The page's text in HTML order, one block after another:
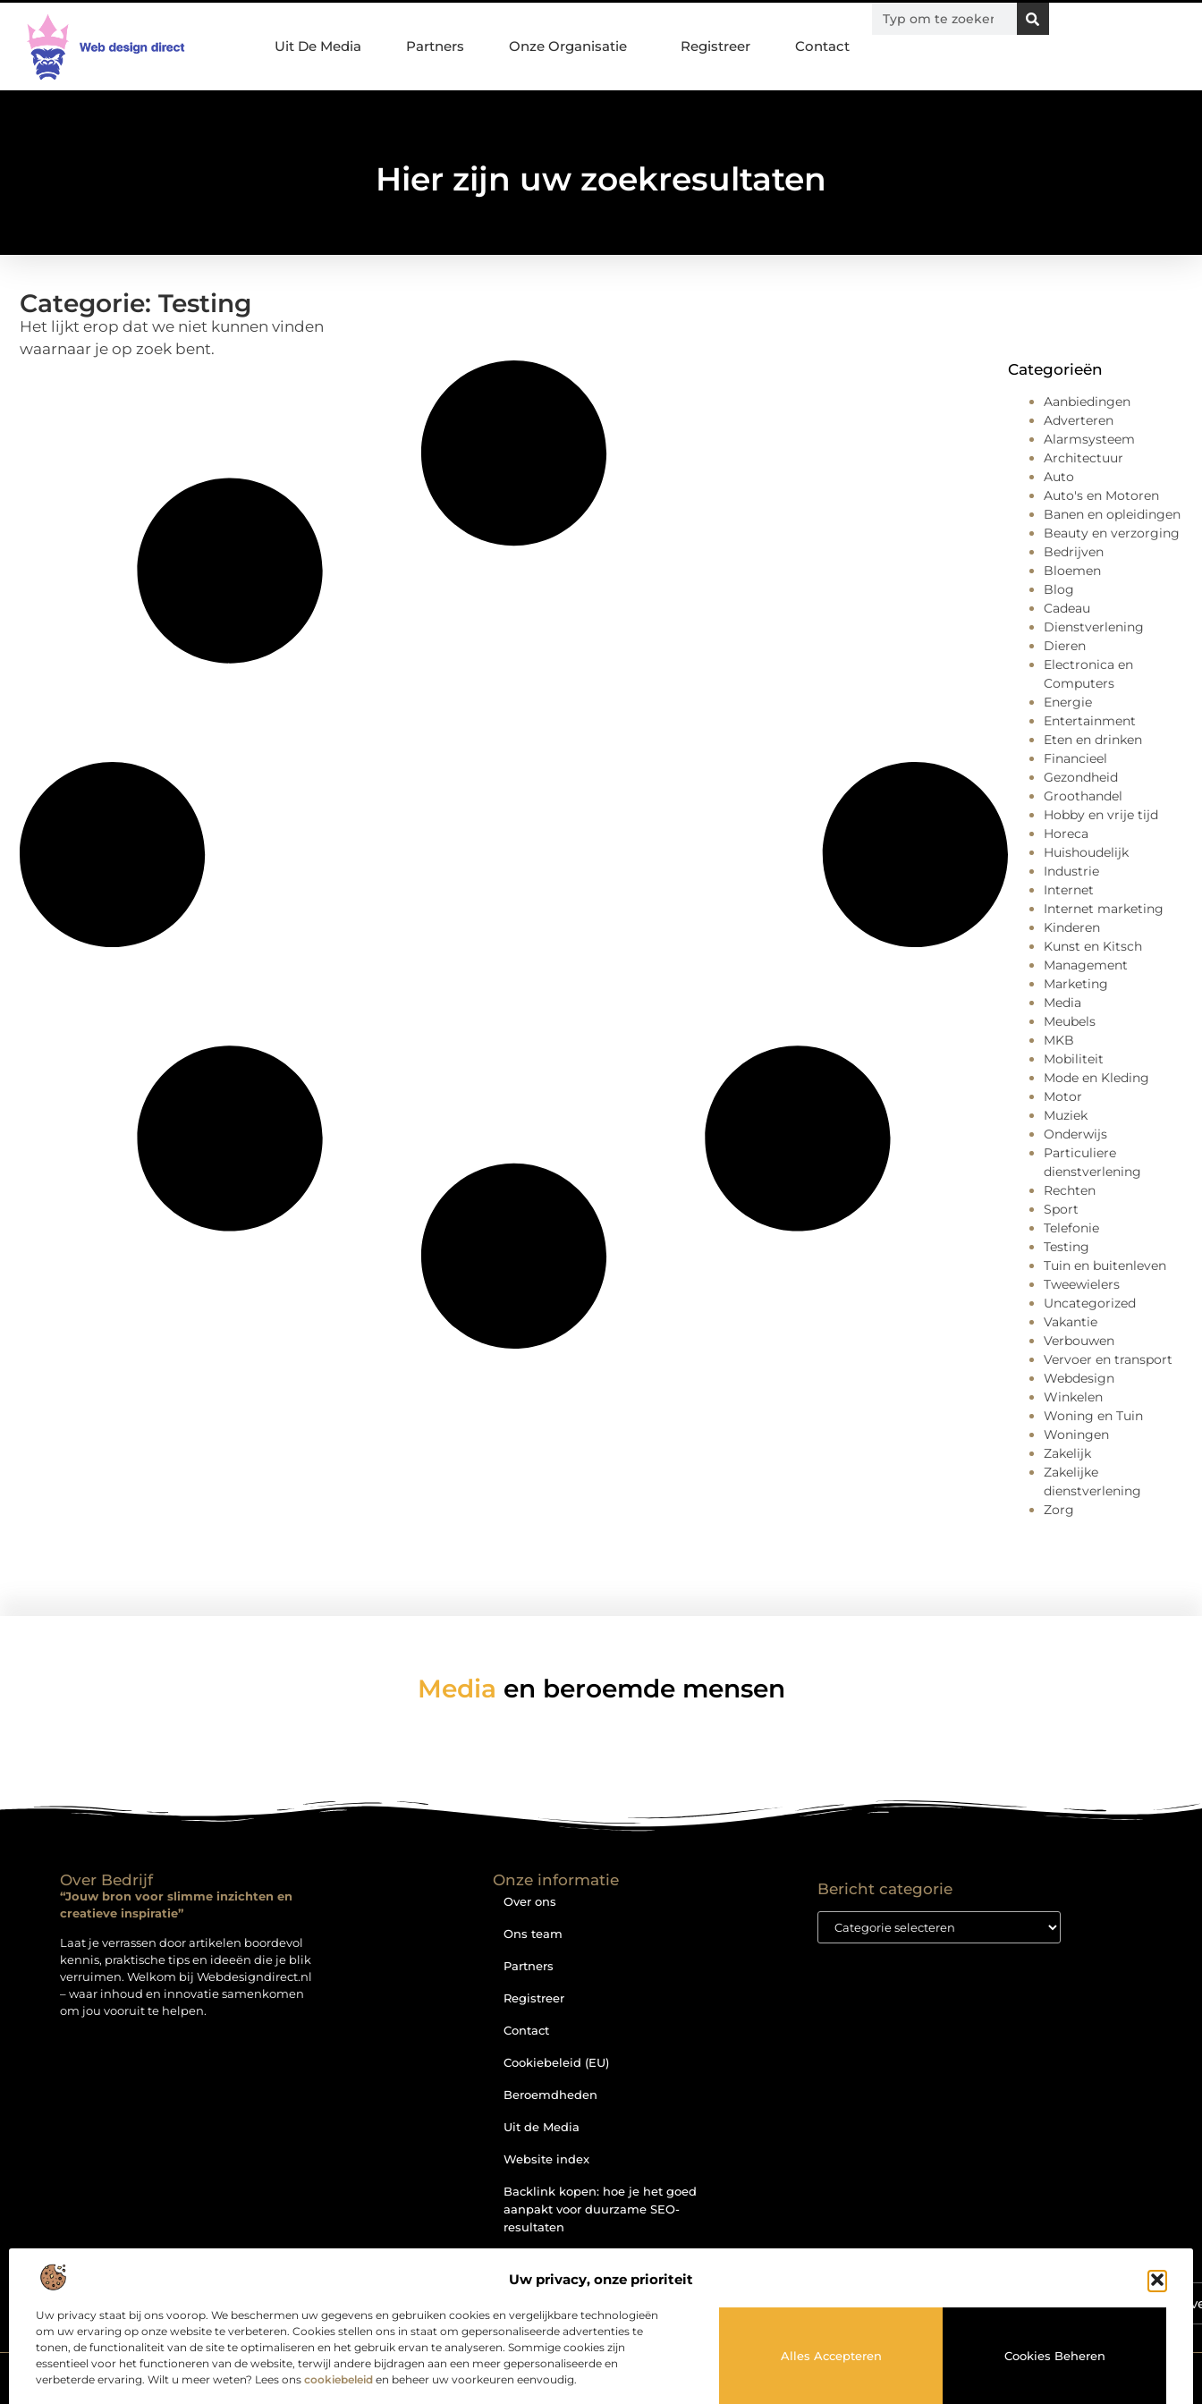
Uw privacy, onze prioriteit
Uw privacy staat bij ons voorop. We beschermen uw gegevens en gebruiken cookies en vergelijkbare technologieën
om uw ervaring op onze website te verbeteren. Cookies stellen ons in staat om gepersonaliseerde advertenties te
tonen, de functionaliteit van de site te optimaliseren en het gebruik ervan te analyseren. Sommige cookies zijn
essentieel voor het functioneren van de website, terwijl andere bijdragen aan een meer gepersonaliseerde en
verbeterde ervaring. Wilt u meer weten? Lees ons cookiebeleid en beheer uw voorkeuren eenvoudig.
Alles Accepteren Cookies Beheren
Uit De Media Partners Onze Organisatie Registreer Contact
Ga Naar
Hier zijn uw zoekresultaten
Categorie: Testing
Het lijkt erop dat we niet kunnen vinden
waarnaar je op zoek bent.
Categorieën
Aanbiedingen
Adverteren
Alarmsysteem
Architectuur
Auto
Auto's en Motoren
Banen en opleidingen
Beauty en verzorging
Bedrijven
Bloemen
Blog
Cadeau
Dienstverlening
Dieren
Electronica en
Computers
Energie
Entertainment
Eten en drinken
Financieel
Gezondheid
Groothandel
Hobby en vrije tijd
Horeca
Huishoudelijk
Industrie
Internet
Internet marketing
Kinderen
Kunst en Kitsch
Management
Marketing
Media
Meubels
MKB
Mobiliteit
Mode en Kleding
Motor
Muziek
Onderwijs
Particuliere
dienstverlening
Rechten
Sport
Telefonie
Testing
Tuin en buitenleven
Tweewielers
Uncategorized
Vakantie
Verbouwen
Vervoer en transport
Webdesign
Winkelen
Woning en Tuin
Woningen
Zakelijk
Zakelijke
dienstverlening
Zorg
Media en beroemde mensen
Over Bedrijf
“Jouw bron voor slimme inzichten en
creatieve inspiratie”
Laat je verrassen door artikelen boordevol
kennis, praktische tips en ideeën die je blik
verruimen. Welkom bij Webdesigndirect.nl
– waar inhoud en innovatie samenkomen
om jou vooruit te helpen.
Onze informatie
Over ons
Ons team
Partners
Registreer
Contact
Cookiebeleid (EU)
Beroemdheden
Uit de Media
Website index
Backlink kopen: hoe je het goed
aanpakt voor duurzame SEO-
resultaten
website? Ontdek hoe jij van je site
Bericht categorie
www.webdesigndirect.nl